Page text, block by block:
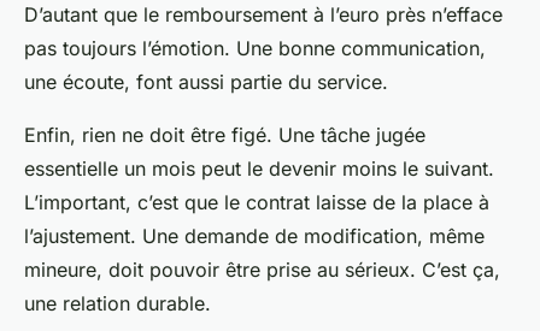
D’autant que le remboursement à l’euro près n’efface
pas toujours l’émotion. Une bonne communication,
une écoute, font aussi partie du service.
Enfin, rien ne doit être figé. Une tâche jugée
essentielle un mois peut le devenir moins le suivant.
L’important, c’est que le contrat laisse de la place à
l’ajustement. Une demande de modification, même
mineure, doit pouvoir être prise au sérieux. C’est ça,
une relation durable.